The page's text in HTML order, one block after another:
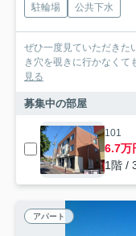
駐輪場 公共下水
ぜひ一度見ていただきた
き穴を覗きに行かなくて
見る
募集中の部屋
101
6.7万
1階 /
アパート